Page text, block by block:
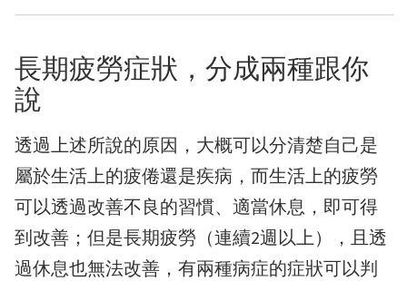
長期疲勞症狀，分成兩種跟你
說
透過上述所說的原因，大概可以分清楚自己是
屬於生活上的疲倦還是疾病，而生活上的疲勞
可以透過改善不良的習慣、適當休息，即可得
到改善；但是長期疲勞（連續2週以上），且透
過休息也無法改善，有兩種病症的症狀可以判